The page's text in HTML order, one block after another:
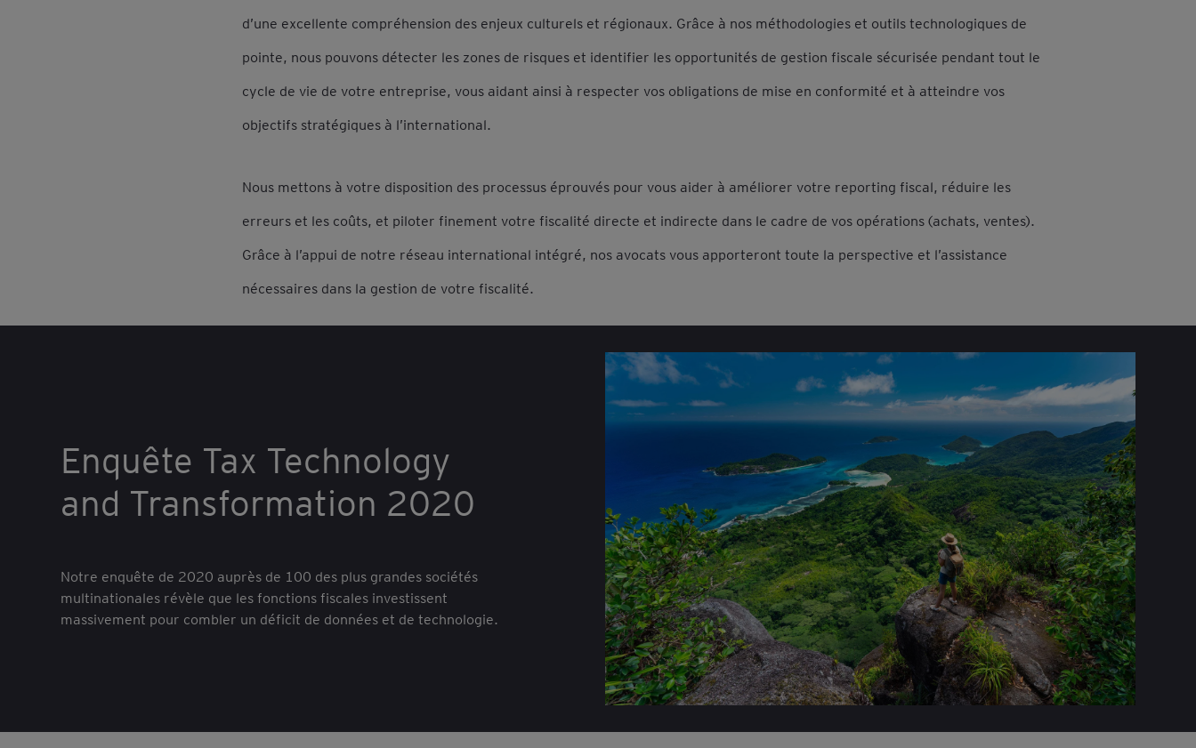
d’une excellente compréhension des enjeux culturels et régionaux. Grâce à nos méthodologies et outils technologiques de
pointe, nous pouvons détecter les zones de risques et identifier les opportunités de gestion fiscale sécurisée pendant tout le
cycle de vie de votre entreprise, vous aidant ainsi à respecter vos obligations de mise en conformité et à atteindre vos
objectifs stratégiques à l’international.
Nous mettons à votre disposition des processus éprouvés pour vous aider à améliorer votre reporting fiscal, réduire les
erreurs et les coûts, et piloter finement votre fiscalité directe et indirecte dans le cadre de vos opérations (achats, ventes).
Grâce à l’appui de notre réseau international intégré, nos avocats vous apporteront toute la perspective et l’assistance
nécessaires dans la gestion de votre fiscalité.
Enquête Tax Technology
and Transformation 2020
Notre enquête de 2020 auprès de 100 des plus grandes sociétés
multinationales révèle que les fonctions fiscales investissent
massivement pour combler un déficit de données et de technologie.